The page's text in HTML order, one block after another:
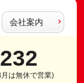
会社案内
は無休で営業)